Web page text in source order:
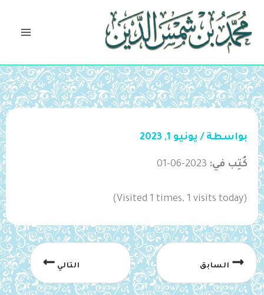
تخطي
المحتوى
بواسطة / يونيو 1, 2023
كُتِب في: 2023-06-01
(Visited 1 times, 1 visits today)
السابق التالي